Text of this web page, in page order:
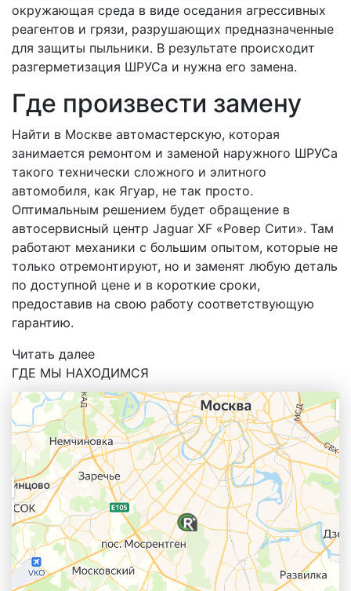
окружающая среда в виде оседания агрессивных
реагентов и грязи, разрушающих предназначенные
для защиты пыльники. В результате происходит
разгерметизация ШРУСа и нужна его замена.
Где произвести замену
Найти в Москве автомастерскую, которая
занимается ремонтом и заменой наружного ШРУСа
такого технически сложного и элитного
автомобиля, как Ягуар, не так просто.
Оптимальным решением будет обращение в
автосервисный центр Jaguar XF «Ровер Сити». Там
работают механики с большим опытом, которые не
только отремонтируют, но и заменят любую деталь
по доступной цене и в короткие сроки,
предоставив на свою работу соответствующую
гарантию.
Читать далее
ГДЕ МЫ НАХОДИМСЯ